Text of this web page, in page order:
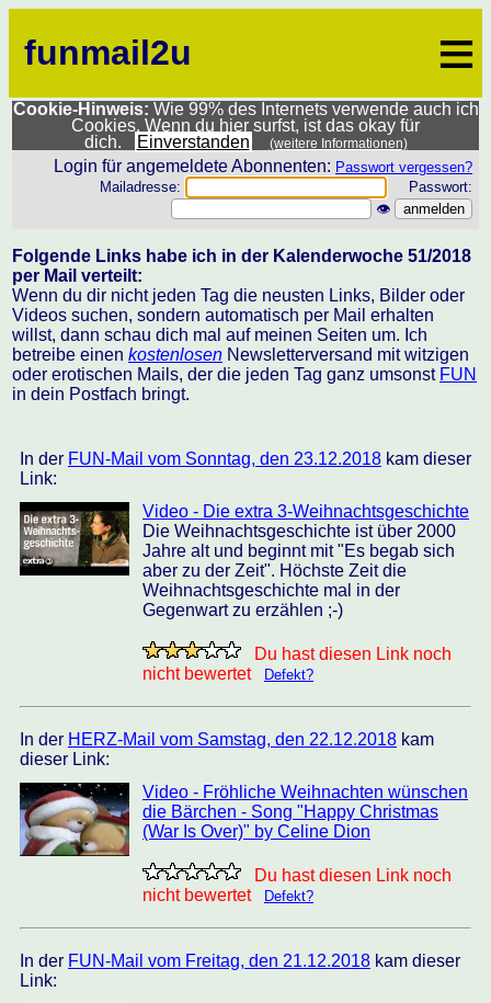
funmail2u ≡
Cookie-Hinweis: Wie 99% des Internets verwende auch ich
Cookies. Wenn du hier surfst, ist das okay für
dich.
Einverstanden (weitere Informationen)
Login für angemeldete Abonnenten: Passwort vergessen?
Mailadresse:
Passwort:
👁
Folgende Links habe ich in der Kalenderwoche 51/2018
per Mail verteilt:
Wenn du dir nicht jeden Tag die neusten Links, Bilder oder
Videos suchen, sondern automatisch per Mail erhalten
willst, dann schau dich mal auf meinen Seiten um. Ich
betreibe einen kostenlosen Newsletterversand mit witzigen
oder erotischen Mails, der die jeden Tag ganz umsonst FUN
in dein Postfach bringt.
In der FUN-Mail vom Sonntag, den 23.12.2018 kam dieser
Link:
Video - Die extra 3-Weihnachtsgeschichte
Die Weihnachtsgeschichte ist über 2000
Jahre alt und beginnt mit "Es begab sich
aber zu der Zeit". Höchste Zeit die
Weihnachtsgeschichte mal in der
Gegenwart zu erzählen ;-)
Du hast diesen Link noch
nicht bewertet
Defekt?
In der HERZ-Mail vom Samstag, den 22.12.2018 kam
dieser Link:
Video - Fröhliche Weihnachten wünschen
die Bärchen - Song "Happy Christmas
(War Is Over)" by Celine Dion
Du hast diesen Link noch
nicht bewertet
Defekt?
In der FUN-Mail vom Freitag, den 21.12.2018 kam dieser
Link: